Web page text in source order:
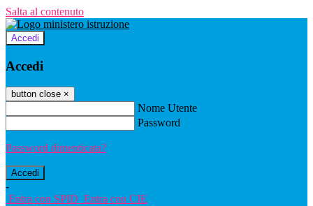
Salta al contenuto
Accedi
Accedi
button close ×
Nome Utente
Password
Password dimenticata?
-
Entra con SPID Entra con CIE